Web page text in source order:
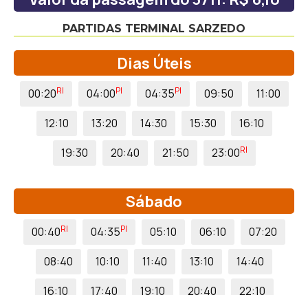
PARTIDAS TERMINAL SARZEDO
Dias Úteis
00:20RI 04:00PI 04:35PI 09:50
11:00
12:10
13:20 14:30 15:30
16:10
19:30
20:40 21:50 23:00RI
Sábado
00:40RI 04:35PI 05:10 06:10
07:20
08:40
10:10 11:40 13:10
14:40
16:10
17:40 19:10 20:40
22:10